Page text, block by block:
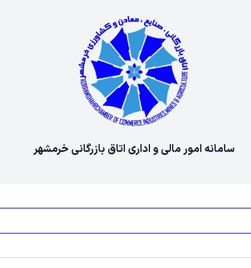
سامانه امور مالی و اداری اتاق بازرگانی خرمشهر